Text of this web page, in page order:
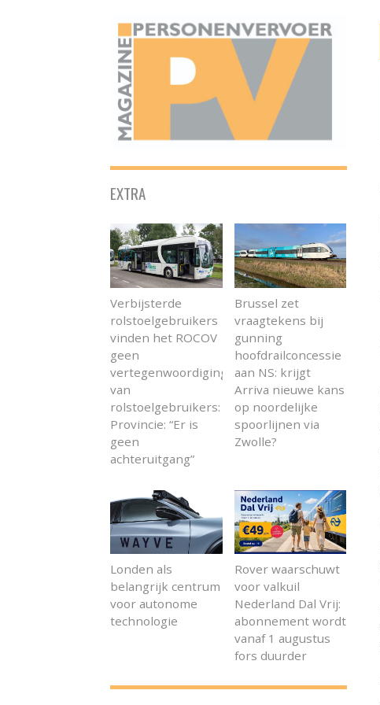
EXTRA
Verbijsterde
rolstoelgebruikers
vinden het ROCOV
geen
vertegenwoordiging
van
rolstoelgebruikers:
Provincie: “Er is
geen
achteruitgang”
Brussel zet
vraagtekens bij
gunning
hoofdrailconcessie
aan NS: krijgt
Arriva nieuwe kans
op noordelijke
spoorlijnen via
Zwolle?
Londen als
belangrijk centrum
voor autonome
technologie
Rover waarschuwt
voor valkuil
Nederland Dal Vrij:
abonnement wordt
vanaf 1 augustus
fors duurder